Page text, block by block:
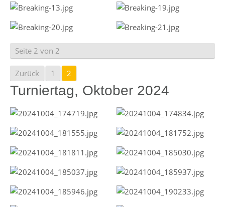
Seite 2 von 2
Zurück 1 2
Turniertag, Oktober 2024